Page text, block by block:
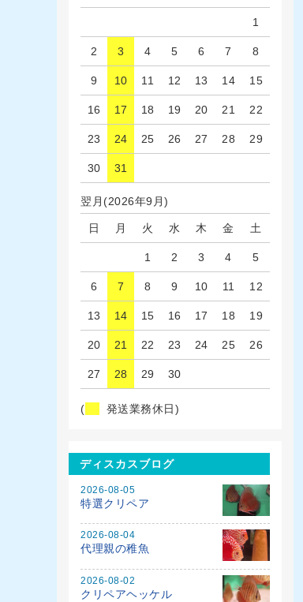
1
2 3 4 5 6 7 8
9 10 11 12 13 14 15
16 17 18 19 20 21 22
23 24 25 26 27 28 29
30 31
翌月(2026年9月)
日 月 火 水 木 金 土
1 2 3 4 5
6 7 8 9 10 11 12
13 14 15 16 17 18 19
20 21 22 23 24 25 26
27 28 29 30
( 発送業務休日)
ディスカスブログ
2026-08-05
特選クリペア
2026-08-04
代理親の稚魚
2026-08-02
クリペアヘッケル